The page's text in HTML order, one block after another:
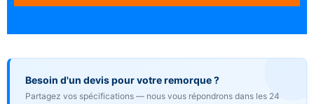
Besoin d'un devis pour votre remorque ?
Partagez vos spécifications — nous vous répondrons dans les 24